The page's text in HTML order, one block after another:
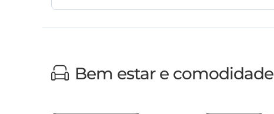
Bem estar e comodidade